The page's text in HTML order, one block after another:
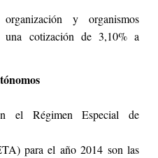
y organismos
una cotización de 3,10% a
el Régimen Especial de
para el año 2014 son las